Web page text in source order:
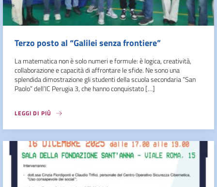
Terzo posto al “Galilei senza frontiere”
La matematica non è solo numeri e formule: è logica, creatività,
collaborazione e capacità di affrontare le sfide. Ne sono una
splendida dimostrazione gli studenti della scuola secondaria “San
Paolo” dell’IC Perugia 3, che hanno conquistato […]
LEGGI DI PIÙ